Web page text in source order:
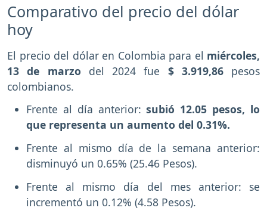
Comparativo del precio del dólar
hoy
El precio del dólar en Colombia para el miércoles,
13 de marzo del 2024 fue $ 3.919,86pesos
colombianos.
Frente al día anterior:subió 12.05 pesos, lo
que representa un aumento del 0.31%.
Frente al mismo día de la semana anterior:
disminuyó un 0.65% (25.46 Pesos).
Frente al mismo día del mes anterior: se
incrementó un 0.12% (4.58 Pesos).